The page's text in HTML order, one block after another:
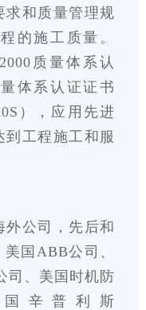
求和质量管理规
的施工质量。
质量体系认
体系认证证书
），应用先进
工程施工和服
外公司，先后和
国ABB公司、
司、美国时机防
辛普利斯